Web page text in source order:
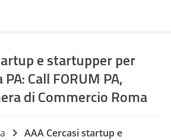
e startupper per
Call FORUM PA,
di Commercio Roma
AAA Cercasi startup e